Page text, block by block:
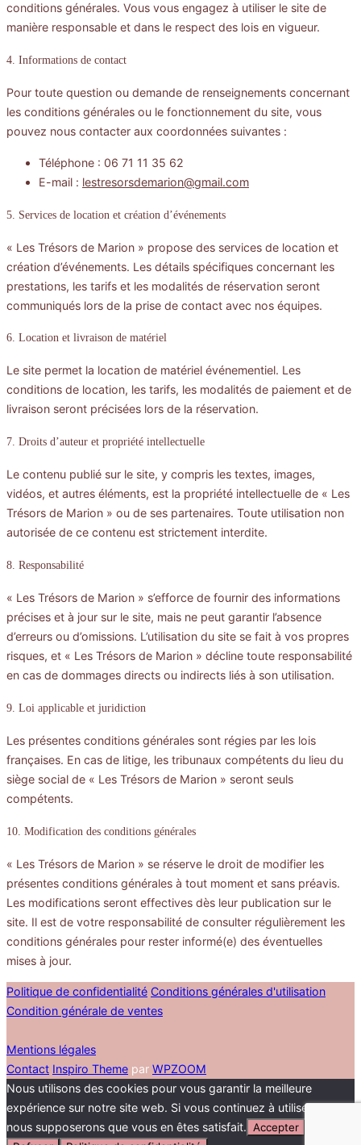
conditions générales. Vous vous engagez à utiliser le site de
manière responsable et dans le respect des lois en vigueur.
4. Informations de contact
Pour toute question ou demande de renseignements concernant
les conditions générales ou le fonctionnement du site, vous
pouvez nous contacter aux coordonnées suivantes :
Téléphone : 06 71 11 35 62
E-mail : lestresorsdemarion@gmail.com
5. Services de location et création d’événements
« Les Trésors de Marion » propose des services de location et
création d’événements. Les détails spécifiques concernant les
prestations, les tarifs et les modalités de réservation seront
communiqués lors de la prise de contact avec nos équipes.
6. Location et livraison de matériel
Le site permet la location de matériel événementiel. Les
conditions de location, les tarifs, les modalités de paiement et de
livraison seront précisées lors de la réservation.
7. Droits d’auteur et propriété intellectuelle
Le contenu publié sur le site, y compris les textes, images,
vidéos, et autres éléments, est la propriété intellectuelle de « Les
Trésors de Marion » ou de ses partenaires. Toute utilisation non
autorisée de ce contenu est strictement interdite.
8. Responsabilité
« Les Trésors de Marion » s’efforce de fournir des informations
précises et à jour sur le site, mais ne peut garantir l’absence
d’erreurs ou d’omissions. L’utilisation du site se fait à vos propres
risques, et « Les Trésors de Marion » décline toute responsabilité
en cas de dommages directs ou indirects liés à son utilisation.
9. Loi applicable et juridiction
Les présentes conditions générales sont régies par les lois
françaises. En cas de litige, les tribunaux compétents du lieu du
siège social de « Les Trésors de Marion » seront seuls
compétents.
10. Modification des conditions générales
« Les Trésors de Marion » se réserve le droit de modifier les
présentes conditions générales à tout moment et sans préavis.
Les modifications seront effectives dès leur publication sur le
site. Il est de votre responsabilité de consulter régulièrement les
conditions générales pour rester informé(e) des éventuelles
mises à jour.
Politique de confidentialité Conditions générales d'utilisation
Condition générale de ventes
Mentions légales
Contact Inspiro Theme par WPZOOM
Nous utilisons des cookies pour vous garantir la meilleure
expérience sur notre site web. Si vous continuez à utiliser ce site,
nous supposerons que vous en êtes satisfait. Accepter